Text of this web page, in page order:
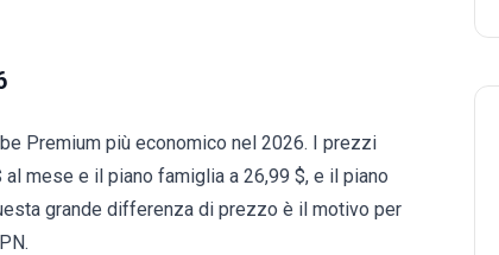
Premium più economico nel 2026. I prezzi
mese e il piano famiglia a 26,99 $, e il piano
grande differenza di prezzo è il motivo per